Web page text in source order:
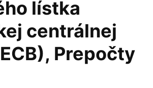
lístka
centrálnej
Prepočty